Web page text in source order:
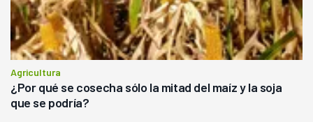
Agricultura
¿Por qué se cosecha sólo la mitad del maíz y la soja
que se podría?